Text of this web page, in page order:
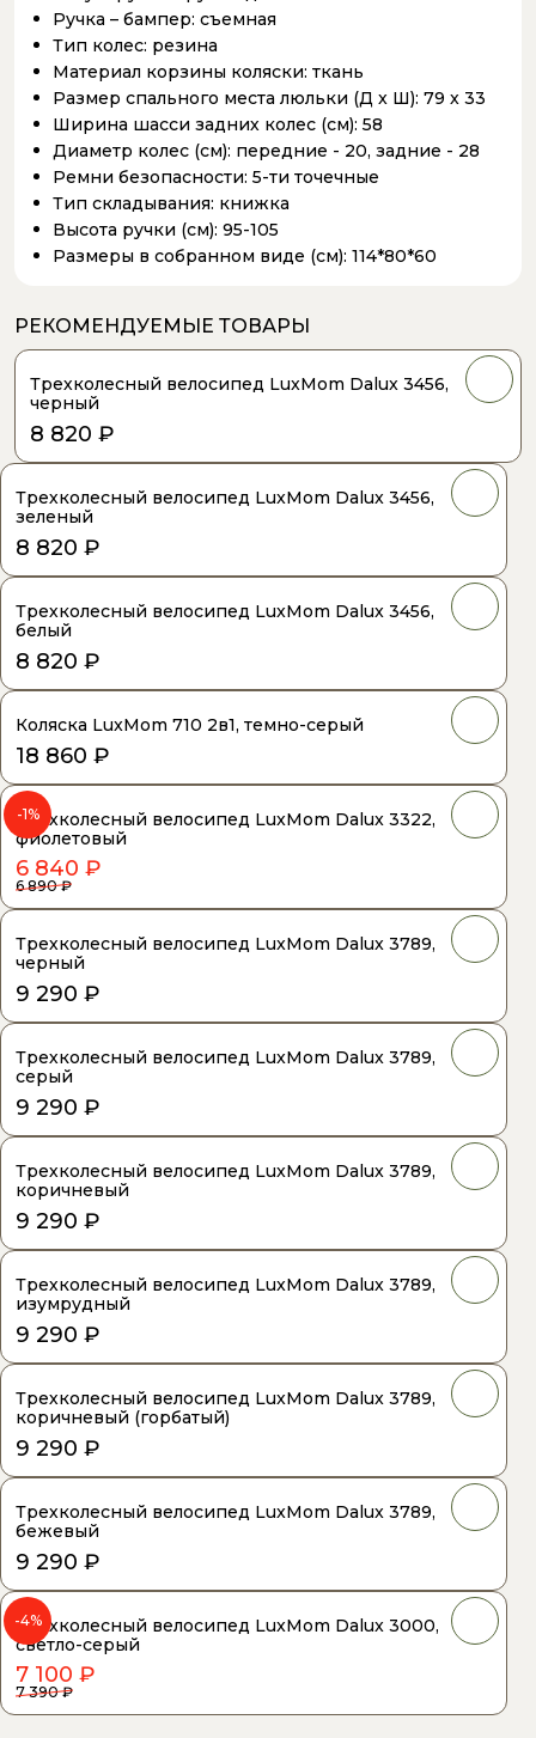
Ручка – бампер: съемная
Тип колес: резина
Материал корзины коляски: ткань
Размер спального места люльки (Д x Ш): 79 x 33
Ширина шасси задних колес (см): 58
Диаметр колес (см): передние - 20, задние - 28
Ремни безопасности: 5-ти точечные
Тип складывания: книжка
Высота ручки (см): 95-105
Размеры в собранном виде (см): 114*80*60
РЕКОМЕНДУЕМЫЕ ТОВАРЫ
Трехколесный велосипед LuxMom Dalux 3456,
черный
8 820 ₽
Трехколесный велосипед LuxMom Dalux 3456,
зеленый
8 820 ₽
Трехколесный велосипед LuxMom Dalux 3456,
белый
8 820 ₽
Коляска LuxMom 710 2в1, темно-серый
18 860 ₽
-1%
Трехколесный велосипед LuxMom Dalux 3322,
фиолетовый
6 840 ₽
6 890 ₽
Трехколесный велосипед LuxMom Dalux 3789,
черный
9 290 ₽
Трехколесный велосипед LuxMom Dalux 3789,
серый
9 290 ₽
Трехколесный велосипед LuxMom Dalux 3789,
коричневый
9 290 ₽
Трехколесный велосипед LuxMom Dalux 3789,
изумрудный
9 290 ₽
Трехколесный велосипед LuxMom Dalux 3789,
коричневый (горбатый)
9 290 ₽
Трехколесный велосипед LuxMom Dalux 3789,
бежевый
9 290 ₽
-4%
Трехколесный велосипед LuxMom Dalux 3000,
светло-серый
7 100 ₽
7 390 ₽